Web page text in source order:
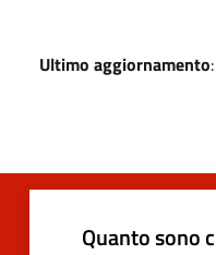
Ultimo aggiornamento
Quanto sono